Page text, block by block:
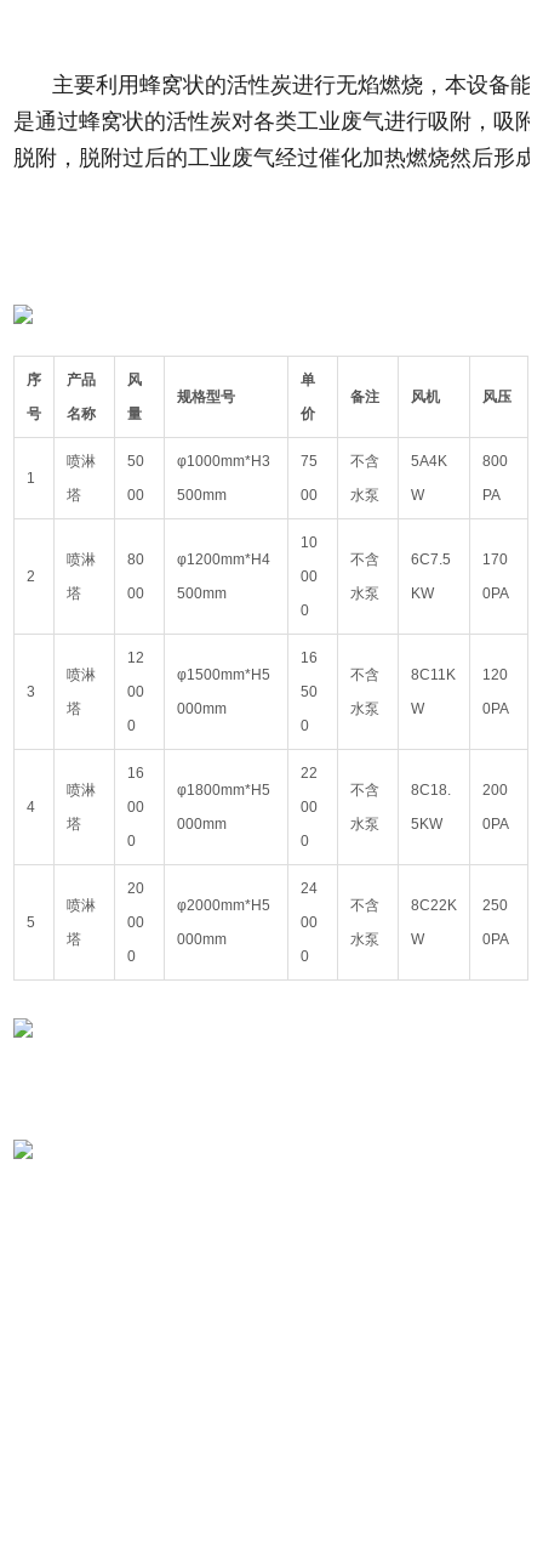
主要利用蜂窝状的活性炭进行无焰燃烧，本设备
是通过蜂窝状的活性炭对各类工业废气进行吸附，吸
脱附，脱附过后的工业废气经过催化加热燃烧然后形
序
号
产品
名称
风
量
规格型号
单
价
备注 风机 风压
1
喷淋
塔
50
00
φ1000mm*H3
500mm
75
00
不含
水泵
5A4K
W
800
PA
2
喷淋
塔
80
00
φ1200mm*H4
500mm
10
00
0
不含
水泵
6C7.5
KW
170
0PA
3
喷淋
塔
12
00
0
φ1500mm*H5
000mm
16
50
0
不含
水泵
8C11K
W
120
0PA
4
喷淋
塔
16
00
0
φ1800mm*H5
000mm
22
00
0
不含
水泵
8C18.
5KW
200
0PA
5
喷淋
塔
20
00
0
φ2000mm*H5
000mm
24
00
0
不含
水泵
8C22K
W
250
0PA